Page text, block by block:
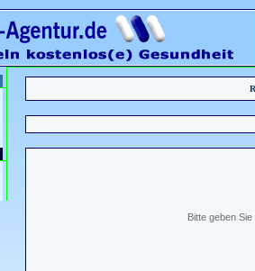
Bitte geben